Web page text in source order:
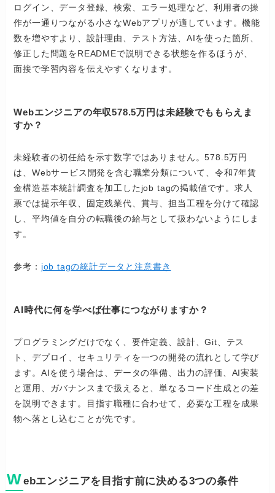
ログイン、データ登録、検索、エラー処理など、利用者の操
作が一通りつながる小さなWebアプリが適しています。機能
数を増やすより、設計理由、テスト方法、AIを使った箇所、
修正した問題をREADMEで説明できる状態を作るほうが、
面接で学習内容を伝えやすくなります。
Webエンジニアの年収578.5万円は未経験でももらえま
すか？
未経験者の初任給を示す数字ではありません。578.5万円
は、Webサービス開発を含む職業分類について、令和7年賃
金構造基本統計調査を加工したjob tagの掲載値です。求人
票では提示年収、固定残業代、賞与、担当工程を分けて確認
し、平均値を自分の転職後の給与として扱わないようにしま
す。
参考： job tagの統計データと注意書き
AI時代に何を学べば仕事につながりますか？
プログラミングだけでなく、要件定義、設計、Git、テス
ト、デプロイ、セキュリティを一つの開発の流れとして学び
ます。AIを使う場合は、データの準備、出力の評価、AI実装
と運用、ガバナンスまで扱えると、単なるコード生成との差
を説明できます。目指す職種に合わせて、必要な工程を成果
物へ落とし込むことが先です。
Webエンジニアを目指す前に決める3つの条件